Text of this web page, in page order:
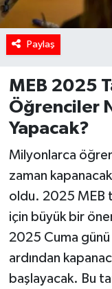
Paylaş
MEB 2025
Öğrenciler
Yapacak?
Milyonlarca
zaman
oldu. 2025 MEB
için büyük bir
2025 Cuma günü
ardından
başlayacak. Bu